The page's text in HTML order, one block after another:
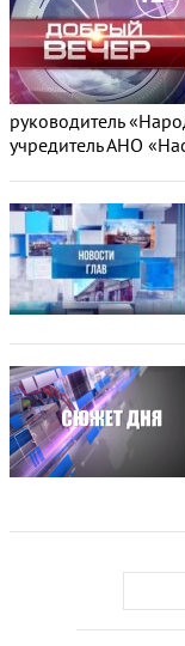
руководитель
учредитель АНО